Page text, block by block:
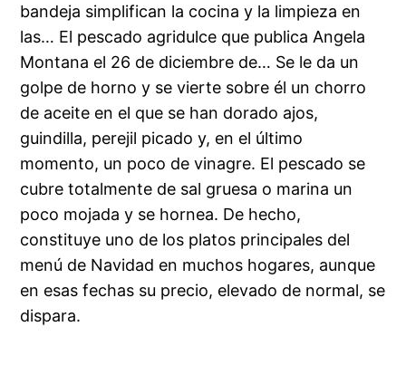
bandeja simplifican la cocina y la limpieza en
las… El pescado agridulce que publica Angela
Montana el 26 de diciembre de… Se le da un
golpe de horno y se vierte sobre él un chorro
de aceite en el que se han dorado ajos,
guindilla, perejil picado y, en el último
momento, un poco de vinagre. El pescado se
cubre totalmente de sal gruesa o marina un
poco mojada y se hornea. De hecho,
constituye uno de los platos principales del
menú de Navidad en muchos hogares, aunque
en esas fechas su precio, elevado de normal, se
dispara.